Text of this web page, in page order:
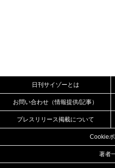
日刊サイゾーとは
お問い合わせ（情報提供/記事）
プレスリリース掲載について
Cookie
著者